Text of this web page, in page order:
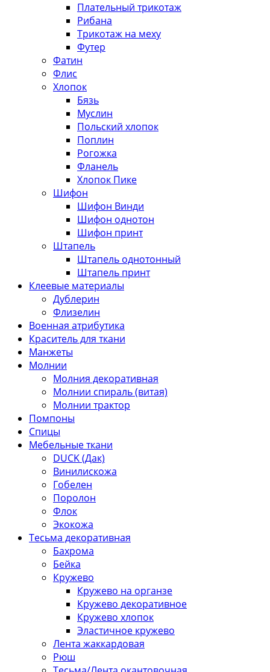
Плательный трикотаж
Рибана
Трикотаж на меху
Футер
Фатин
Флис
Хлопок
Бязь
Муслин
Польский хлопок
Поплин
Рогожка
Фланель
Хлопок Пике
Шифон
Шифон Винди
Шифон однотон
Шифон принт
Штапель
Штапель однотонный
Штапель принт
Клеевые материалы
Дублерин
Флизелин
Военная атрибутика
Краситель для ткани
Манжеты
Молнии
Молния декоративная
Молнии спираль (витая)
Молнии трактор
Помпоны
Спицы
Мебельные ткани
DUCK (Дак)
Винилискожа
Гобелен
Поролон
Флок
Экокожа
Тесьма декоративная
Бахрома
Бейка
Кружево
Кружево на органзе
Кружево декоративное
Кружево хлопок
Эластичное кружево
Лента жаккардовая
Рюш